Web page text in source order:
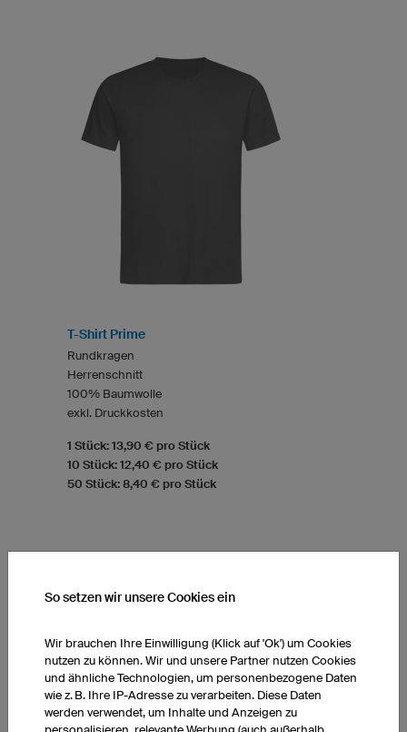
T-Shirt Prime
Rundkragen
Herrenschnitt
100% Baumwolle
exkl. Druckkosten
1 Stück: 13,90 € pro Stück
10 Stück: 12,40 € pro Stück
50 Stück: 8,40 € pro Stück
So setzen wir unsere Cookies ein
Wir brauchen Ihre Einwilligung (Klick auf 'Ok') um Cookies
nutzen zu können. Wir und unsere Partner nutzen Cookies
und ähnliche Technologien, um personenbezogene Daten
wie z. B. Ihre IP-Adresse zu verarbeiten. Diese Daten
werden verwendet, um Inhalte und Anzeigen zu